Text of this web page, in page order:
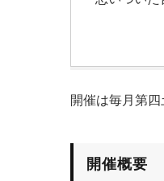
開催は毎月第四
開催概要